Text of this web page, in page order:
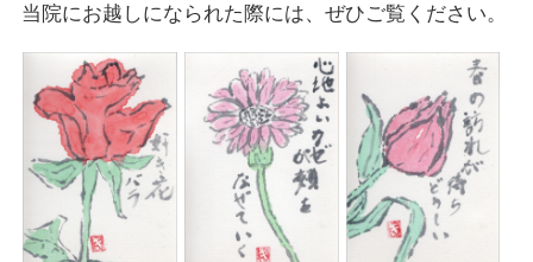
当院にお越しになられた際には、ぜひご覧ください。